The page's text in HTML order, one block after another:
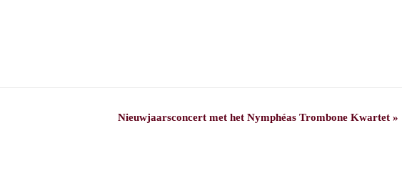
Nieuwjaarsconcert met het Nymphéas Trombone Kwartet »